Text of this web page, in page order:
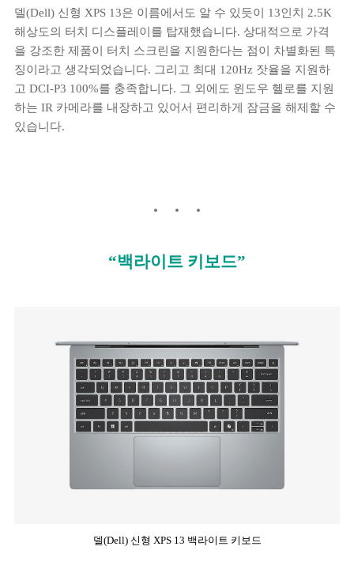
델(Dell) 신형 XPS 13은 이름에서도 알 수 있듯이 13인치 2.5K
해상도의 터치 디스플레이를 탑재했습니다. 상대적으로 가격
을 강조한 제품이 터치 스크린을 지원한다는 점이 차별화된 특
징이라고 생각되었습니다. 그리고 최대 120Hz 잣율을 지원하
고 DCI-P3 100%를 충족합니다. 그 외에도 윈도우 헬로를 지원
하는 IR 카메라를 내장하고 있어서 편리하게 잠금을 해제할 수
있습니다.
“백라이트 키보드”
델(Dell) 신형 XPS 13 백라이트 키보드